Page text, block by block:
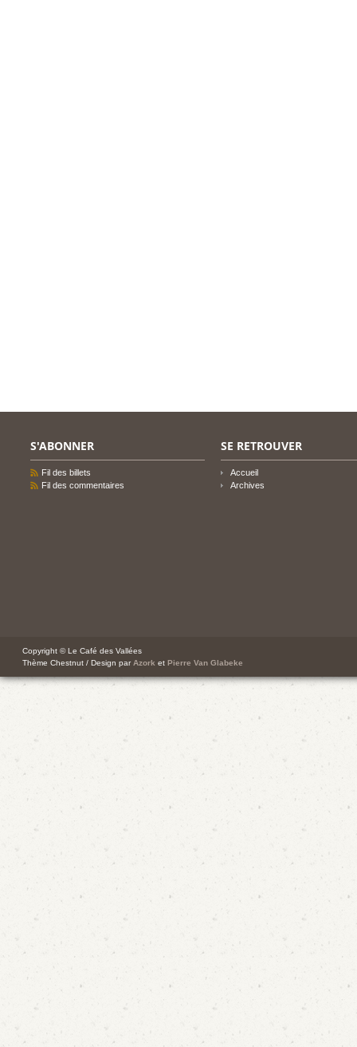
S'ABONNER
Fil des billets
Fil des commentaires
SE RETROUVER
Accueil
Archives
Copyright © Le Café des Vallées
Thème Chestnut / Design par Azork et Pierre Van Glabeke